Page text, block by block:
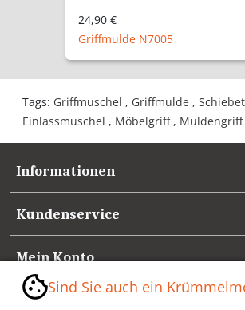
Griffmulde A7005
Tags: Griffmuschel , Griffmulde ,
Einlassmuschel , Möbelgriff , Muldengriff
Informationen
Kundenservice
Mein Konto
Referenzen
Sind Sie auch ein